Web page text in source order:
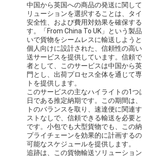
中国から英国への商品の発送に関し
リューションを選択することは、タ
安全性、および費用対効果を確保す
す。「From China To UK」という製
いで貨物をシームレスに輸送しよう
個人向けに設計された、信頼性の高
送サービスを提供しています。信頼
者として、このサービスは中国から
門とし、出荷プロセス全体を通じて
トを提供します。
このサービスの主なハイライトの1つ
日である推定納期です。この期間は
トのバランスを取り、速達便に関連
ストなしで、信頼できる輸送を必要
です。小包でも大型貨物でも、この
プライチェーンを効果的に計画する
可能なスケジュールを提供します。
追跡は、この貨物輸送ソリューショ